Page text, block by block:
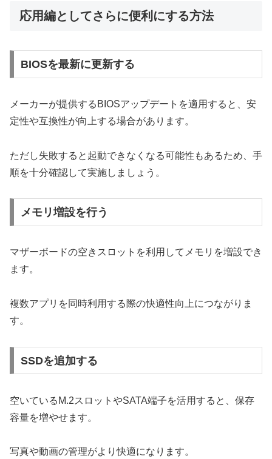
応用編としてさらに便利にする方法
BIOSを最新に更新する
メーカーが提供するBIOSアップデートを適用すると、安
定性や互換性が向上する場合があります。
ただし失敗すると起動できなくなる可能性もあるため、手
順を十分確認して実施しましょう。
メモリ増設を行う
マザーボードの空きスロットを利用してメモリを増設でき
ます。
複数アプリを同時利用する際の快適性向上につながりま
す。
SSDを追加する
空いているM.2スロットやSATA端子を活用すると、保存
容量を増やせます。
写真や動画の管理がより快適になります。